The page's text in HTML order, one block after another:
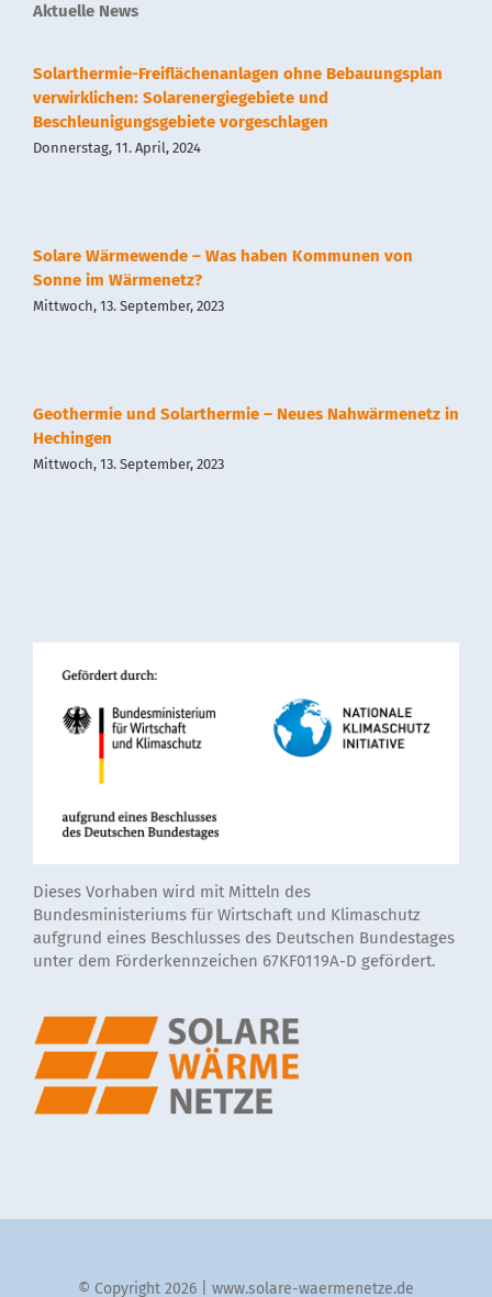
Presse
Datenschutz
Aktuelle News
Solarthermie-Freiflächenanlagen ohne Bebauungsplan
verwirklichen: Solarenergiegebiete und
Beschleunigungsgebiete vorgeschlagen
Donnerstag, 11. April, 2024
Solare Wärmewende – Was haben Kommunen von
Sonne im Wärmenetz?
Mittwoch, 13. September, 2023
Geothermie und Solarthermie – Neues Nahwärmenetz in
Hechingen
Mittwoch, 13. September, 2023
Dieses Vorhaben wird mit Mitteln des
Bundesministeriums für Wirtschaft und Klimaschutz
aufgrund eines Beschlusses des Deutschen Bundestages
unter dem Förderkennzeichen 67KF0119A-D gefördert.
© Copyright 2026 | www.solare-waermenetze.de